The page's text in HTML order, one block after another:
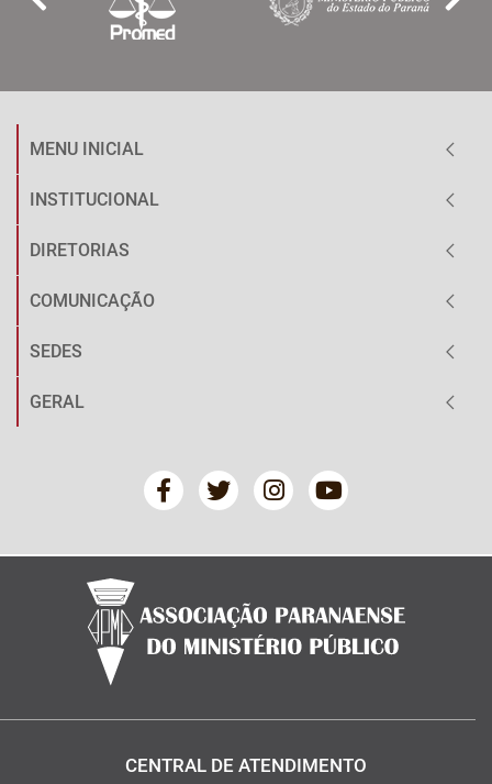
MENU INICIAL
INSTITUCIONAL
DIRETORIAS
COMUNICAÇÃO
SEDES
GERAL
CENTRAL DE ATENDIMENTO